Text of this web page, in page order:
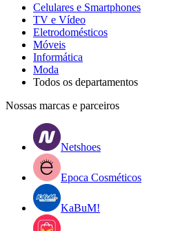
Celulares e Smartphones
TV e Vídeo
Eletrodomésticos
Móveis
Informática
Moda
Todos os departamentos
Nossas marcas e parceiros
Netshoes
Epoca Cosméticos
KaBuM!